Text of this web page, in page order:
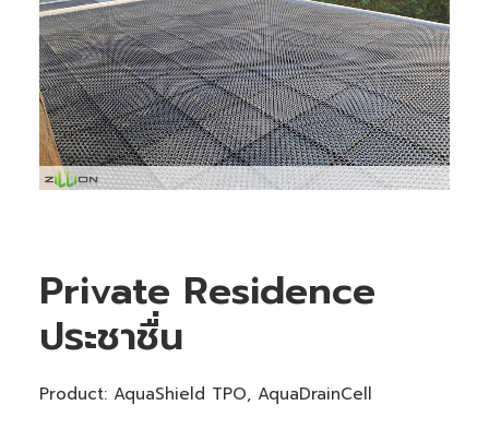
Private Residence
ประชาชื่น
Product: AquaShield TPO, AquaDrainCell